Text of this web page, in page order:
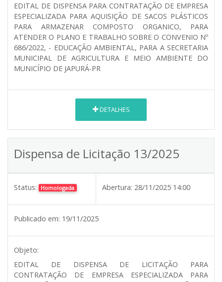
EDITAL DE DISPENSA PARA CONTRATAÇÃO DE EMPRESA
ESPECIALIZADA PARA AQUISIÇÃO DE SACOS PLÁSTICOS
PARA ARMAZENAR COMPOSTO ORGANICO, PARA
ATENDER O PLANO E TRABALHO SOBRE O CONVENIO Nº
686/2022, - EDUCAÇÃO AMBIENTAL, PARA A SECRETARIA
MUNICIPAL DE AGRICULTURA E MEIO AMBIENTE DO
MUNICÍPIO DE JAPURÁ-PR
DETALHES
Dispensa de Licitação 13/2025
Status: Homologada Abertura: 28/11/2025 14:00
Publicado em: 19/11/2025
Objeto:
EDITAL DE DISPENSA DE LICITAÇÃO PARA
CONTRATAÇÃO DE EMPRESA ESPECIALIZADA PARA